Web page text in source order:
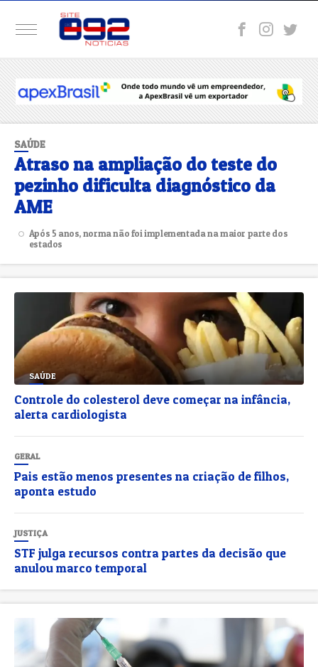
SAÚDE
Atraso na ampliação do teste do
pezinho dificulta diagnóstico da
AME
Após 5 anos, norma não foi implementada na maior parte dos
estados
SAÚDE
Controle do colesterol deve começar na infância,
alerta cardiologista
GERAL
Pais estão menos presentes na criação de filhos,
aponta estudo
JUSTIÇA
STF julga recursos contra partes da decisão que
anulou marco temporal